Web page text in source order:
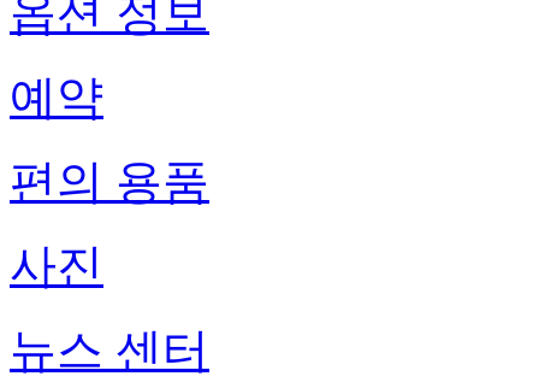
옵션 정보
예약
편의 용품
사진
뉴스 센터